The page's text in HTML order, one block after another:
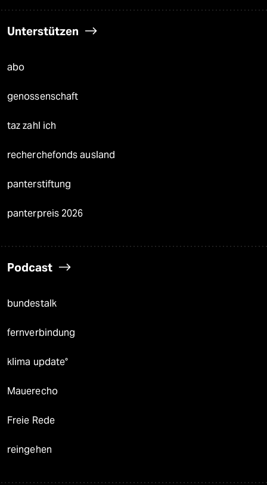
Unterstützen
abo
genossenschaft
taz zahl ich
recherchefonds ausland
panterstiftung
panterpreis 2026
Podcast
bundestalk
fernverbindung
klima update°
Mauerecho
Freie Rede
reingehen